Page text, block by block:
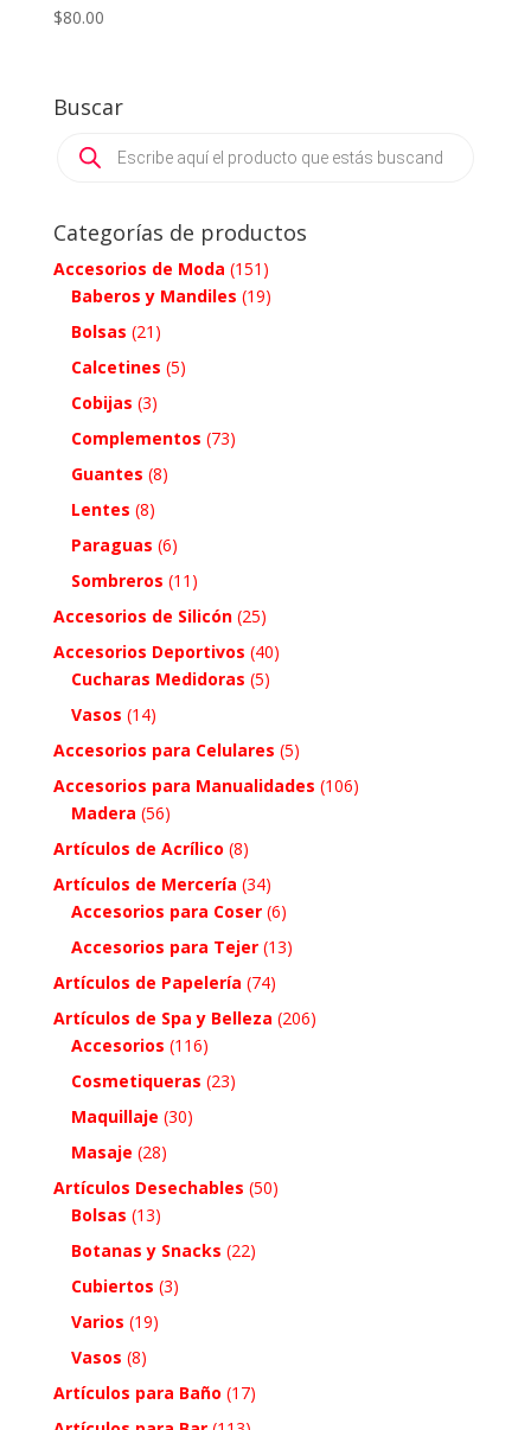
$80.00
Buscar
search
Categorías de productos
Accesorios de Moda (151)
Baberos y Mandiles (19)
Bolsas (21)
Calcetines (5)
Cobijas (3)
Complementos (73)
Guantes (8)
Lentes (8)
Paraguas (6)
Sombreros (11)
Accesorios de Silicón (25)
Accesorios Deportivos (40)
Cucharas Medidoras (5)
Vasos (14)
Accesorios para Celulares (5)
Accesorios para Manualidades (106)
Madera (56)
Artículos de Acrílico (8)
Artículos de Mercería (34)
Accesorios para Coser (6)
Accesorios para Tejer (13)
Artículos de Papelería (74)
Artículos de Spa y Belleza (206)
Accesorios (116)
Cosmetiqueras (23)
Maquillaje (30)
Masaje (28)
Artículos Desechables (50)
Bolsas (13)
Botanas y Snacks (22)
Cubiertos (3)
Varios (19)
Vasos (8)
Artículos para Baño (17)